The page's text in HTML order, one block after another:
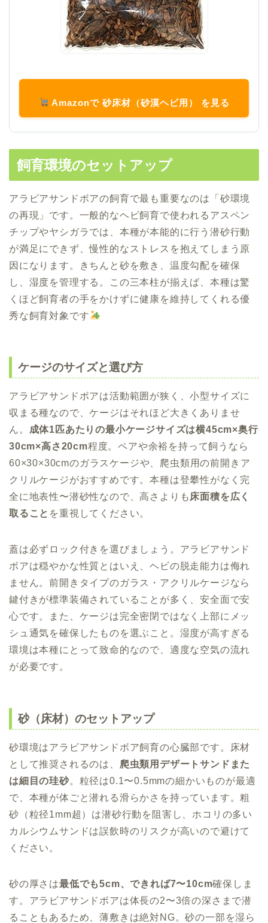
Amazonで 砂床材（砂漠ヘビ用） を見る
飼育環境のセットアップ
アラビアサンドボアの飼育で最も重要なのは「砂環境
の再現」です。一般的なヘビ飼育で使われるアスペン
チップやヤシガラでは、本種が本能的に行う潜砂行動
が満足にできず、慢性的なストレスを抱えてしまう原
因になります。きちんと砂を敷き、温度勾配を確保
し、湿度を管理する。この三本柱が揃えば、本種は驚
くほど飼育者の手をかけずに健康を維持してくれる優
秀な飼育対象です
ケージのサイズと選び方
アラビアサンドボアは活動範囲が狭く、小型サイズに
収まる種なので、ケージはそれほど大きくありませ
ん。 成体1匹あたりの最小ケージサイズは横45cm×奥行
30cm×高さ20cm程度。ペアや余裕を持って飼うなら
60×30×30cmのガラスケージや、爬虫類用の前開きア
クリルケージがおすすめです。本種は登攀性がなく完
全に地表性〜潜砂性なので、高さよりも 床面積を広く
取ること を重視してください。
蓋は必ずロック付きを選びましょう。アラビアサンド
ボアは穏やかな性質とはいえ、ヘビの脱走能力は侮れ
ません。前開きタイプのガラス・アクリルケージなら
鍵付きが標準装備されていることが多く、安全面で安
心です。また、ケージは完全密閉ではなく上部にメッ
シュ通気を確保したものを選ぶこと。湿度が高すぎる
環境は本種にとって致命的なので、適度な空気の流れ
が必要です。
砂（床材）のセットアップ
砂環境はアラビアサンドボア飼育の心臓部です。床材
として推奨されるのは、 爬虫類用デザートサンドまた
は細目の珪砂。粒径は0.1〜0.5mmの細かいものが最適
で、本種が体ごと潜れる滑らかさを持っています。粗
砂（粒径1mm超）は潜砂行動を阻害し、ホコリの多い
カルシウムサンドは誤飲時のリスクが高いので避けて
ください。
砂の厚さは最低でも5cm、できれば7〜10cm確保しま
す。アラビアサンドボアは体長の2〜3倍の深さまで潜
ることもあるため、薄敷きは絶対NG。砂の一部を湿ら